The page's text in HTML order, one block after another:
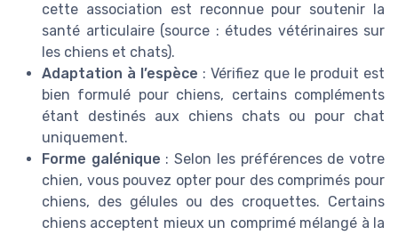
cette association est reconnue pour soutenir la
santé articulaire (source : études vétérinaires sur
les chiens et chats).
Adaptation à l’espèce : Vérifiez que le produit est
bien formulé pour chiens, certains compléments
étant destinés aux chiens chats ou pour chat
uniquement.
Forme galénique : Selon les préférences de votre
chien, vous pouvez opter pour des comprimés pour
chiens, des gélules ou des croquettes. Certains
chiens acceptent mieux un comprimé mélangé à la